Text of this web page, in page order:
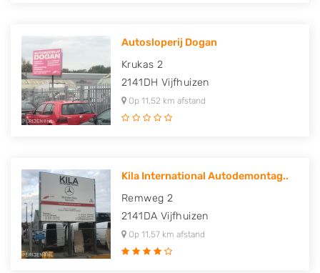
Autosloperij Dogan
Krukas 2
2141DH Vijfhuizen
Op 11,52 km afstand
Kila International Autodemontag..
Remweg 2
2141DA Vijfhuizen
Op 11,57 km afstand